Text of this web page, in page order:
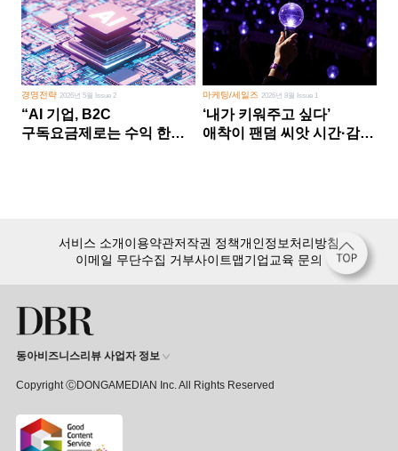
경영전략 2026년 5월 Issue 2
“AI 기업, B2C
구독요금제로는 수익 한계
마케팅/세일즈 2026년 8월 Issue 1
‘내가 키워주고 싶다’
애착이 팬덤 씨앗 시간·감정
15,000여 건의 DBR 콘텐츠를
서비스 소개이용약관저작권 정책개인정보처리방침
이메일 무단수집 거부사이트맵기업교육 문의
동아비즈니스리뷰 사업자 정보
Copyright ⒸDONGAMEDIAN Inc. All Rights Reserved